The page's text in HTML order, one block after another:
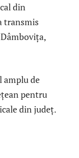
din
transmis
amplu de
pentru
din județ.